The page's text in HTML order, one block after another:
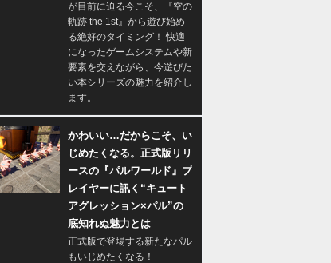
が目前に迫る今こそ、『空の
軌跡 the 1st』から遊び始め
る絶好のタイミング！ 快適
になったゲームシステムや新
要素を交えながら、今遊びた
い本シリーズの魅力を紹介し
ます。
かわいい…だからこそ、い
じめたくなる。正式版リリ
ースの『パルワールド』プ
レイヤーに訊く“キュート
アグレッション×パル”の
底知れぬ魅力とは
正式版で登場する新たなパル
もいじめたくなる！